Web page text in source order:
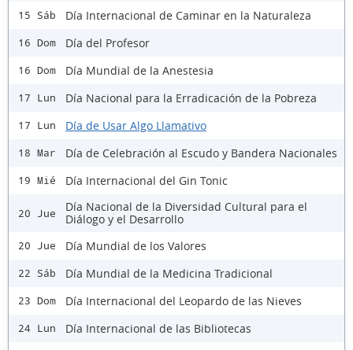
15 Sáb Día Internacional de Caminar en la Naturaleza
16 Dom Día del Profesor
16 Dom Día Mundial de la Anestesia
17 Lun Día Nacional para la Erradicación de la Pobreza
17 Lun Día de Usar Algo Llamativo
18 Mar Día de Celebración al Escudo y Bandera Nacionales
19 Mié Día Internacional del Gin Tonic
20 Jue
Día Nacional de la Diversidad Cultural para el
Diálogo y el Desarrollo
20 Jue Día Mundial de los Valores
22 Sáb Día Mundial de la Medicina Tradicional
23 Dom Día Internacional del Leopardo de las Nieves
24 Lun Día Internacional de las Bibliotecas